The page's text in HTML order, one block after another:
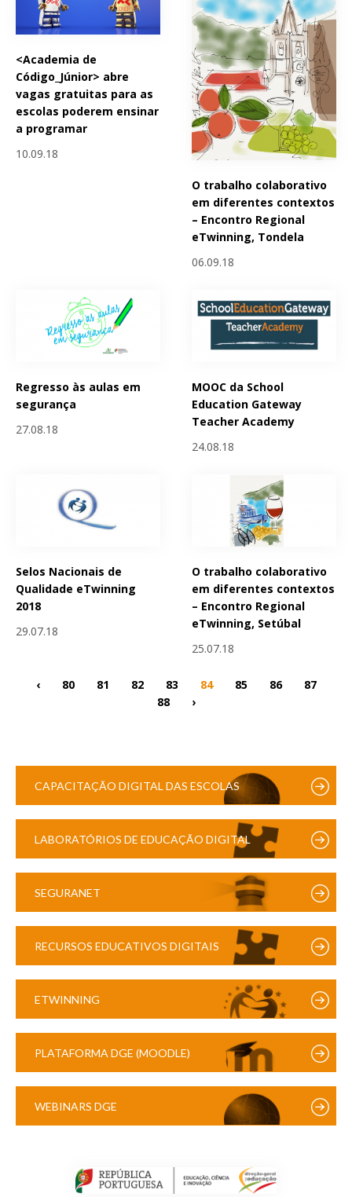
<Academia de
Código_Júnior> abre
vagas gratuitas para as
escolas poderem ensinar
a programar
10.09.18
O trabalho colaborativo
em diferentes contextos
– Encontro Regional
eTwinning, Tondela
06.09.18
Regresso às aulas em
segurança
27.08.18
MOOC da School
Education Gateway
Teacher Academy
24.08.18
Selos Nacionais de
Qualidade eTwinning
2018
29.07.18
O trabalho colaborativo
em diferentes contextos
– Encontro Regional
eTwinning, Setúbal
25.07.18
‹ 80 81 82 83 84 85 86
87
88
›
CAPACITAÇÃO DIGITAL DAS ESCOLAS
LABORATÓRIOS DE EDUCAÇÃO DIGITAL
SEGURANET
RECURSOS EDUCATIVOS DIGITAIS
ETWINNING
PLATAFORMA DGE (MOODLE)
WEBINARS DGE